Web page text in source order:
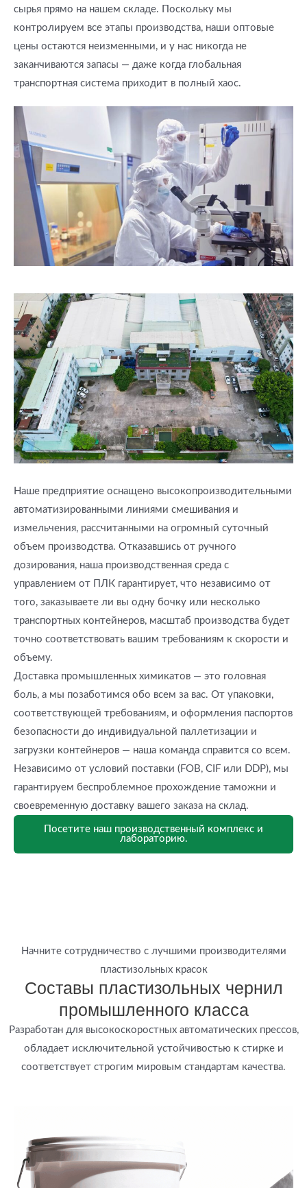
сырья прямо на нашем складе. Поскольку мы
контролируем все этапы производства, наши оптовые
цены остаются неизменными, и у нас никогда не
заканчиваются запасы — даже когда глобальная
транспортная система приходит в полный хаос.
Наше предприятие оснащено высокопроизводительными
автоматизированными линиями смешивания и
измельчения, рассчитанными на огромный суточный
объем производства. Отказавшись от ручного
дозирования, наша производственная среда с
управлением от ПЛК гарантирует, что независимо от
того, заказываете ли вы одну бочку или несколько
транспортных контейнеров, масштаб производства будет
точно соответствовать вашим требованиям к скорости и
объему.
Доставка промышленных химикатов — это головная
боль, а мы позаботимся обо всем за вас. От упаковки,
соответствующей требованиям, и оформления паспортов
безопасности до индивидуальной паллетизации и
загрузки контейнеров — наша команда справится со всем.
Независимо от условий поставки (FOB, CIF или DDP), мы
гарантируем беспроблемное прохождение таможни и
своевременную доставку вашего заказа на склад.
Посетите наш производственный комплекс и
лабораторию.
Начните сотрудничество с лучшими производителями
пластизольных красок
Составы пластизольных чернил
промышленного класса
Разработан для высокоскоростных автоматических прессов,
обладает исключительной устойчивостью к стирке и
соответствует строгим мировым стандартам качества.